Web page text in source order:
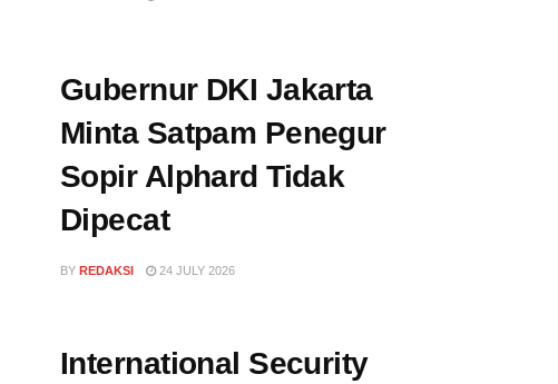
Gubernur DKI Jakarta
Minta Satpam Penegur
Sopir Alphard Tidak
Dipecat
BY REDAKSI 24 JULY 2026
International Security